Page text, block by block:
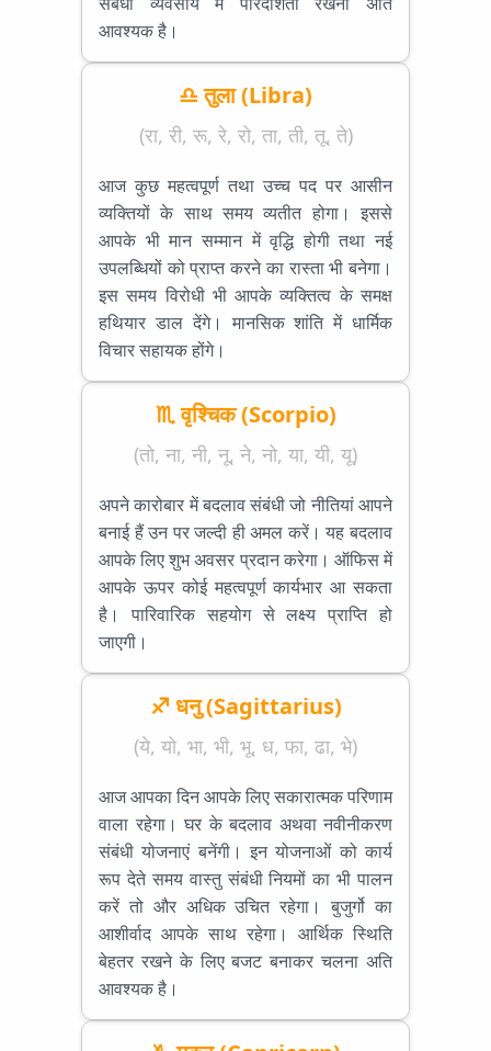
आवश्यक है।
♎ तुला (Libra)
(रा, री, रू, रे, रो, ता, ती, तू, ते)
आज कुछ महत्वपूर्ण तथा उच्च पद पर आसीन
व्यक्तियों के साथ समय व्यतीत होगा। इससे
आपके भी मान सम्मान में वृद्धि होगी तथा नई
उपलब्धियों को प्राप्त करने का रास्ता भी बनेगा।
इस समय विरोधी भी आपके व्यक्तित्व के समक्ष
हथियार डाल देंगे। मानसिक शांति में धार्मिक
विचार सहायक होंगे।
♏ वृश्चिक (Scorpio)
(तो, ना, नी, नू, ने, नो, या, यी, यू)
अपने कारोबार में बदलाव संबंधी जो नीतियां आपने
बनाई हैं उन पर जल्दी ही अमल करें। यह बदलाव
आपके लिए शुभ अवसर प्रदान करेगा। ऑफिस में
आपके ऊपर कोई महत्वपूर्ण कार्यभार आ सकता
है। पारिवारिक सहयोग से लक्ष्य प्राप्ति हो
जाएगी।
♐ धनु (Sagittarius)
(ये, यो, भा, भी, भू, ध, फा, ढा, भे)
आज आपका दिन आपके लिए सकारात्मक परिणाम
वाला रहेगा। घर के बदलाव अथवा नवीनीकरण
संबंधी योजनाएं बनेंगी। इन योजनाओं को कार्य
रूप देते समय वास्तु संबंधी नियमों का भी पालन
करें तो और अधिक उचित रहेगा। बुजुर्गो का
आशीर्वाद आपके साथ रहेगा। आर्थिक स्थिति
बेहतर रखने के लिए बजट बनाकर चलना अति
आवश्यक है।